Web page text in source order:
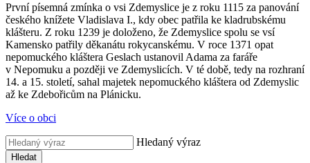
První písemná zmínka o vsi Zdemyslice je z roku 1115 za panování
českého knížete Vladislava I., kdy obec patřila ke kladrubskému
klášteru. Z roku 1239 je doloženo, že Zdemyslice spolu se vsí
Kamensko patřily děkanátu rokycanskému. V roce 1371 opat
nepomuckého kláštera Geslach ustanovil Adama za faráře
v Nepomuku a později ve Zdemyslicích. V té době, tedy na rozhraní
14. a 15. století, sahal majetek nepomuckého kláštera od Zdemyslic
až ke Zdebořicům na Plánicku.
Více o obci
Hledaný výraz
Hledat